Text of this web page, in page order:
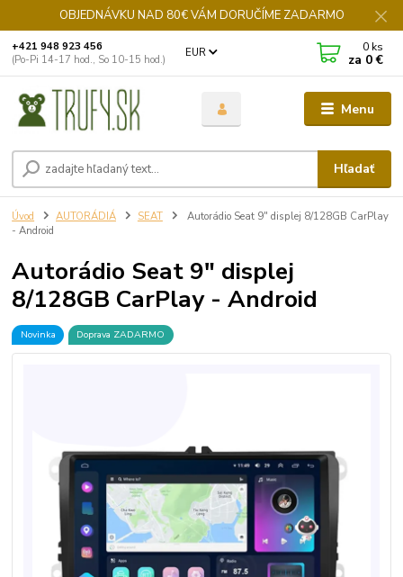
OBJEDNÁVKU NAD 80€ VÁM DORUČÍME ZADARMO
Menu
EUR
Hľadať
+421 948 923 456
(Po-Pi 14-17 hod., So 10-15 hod.)
0 ks
za 0 €
Úvod AUTORÁDIÁ SEAT
Autorádio Seat 9" displej 8/128GB CarPlay
- Android
Autorádio Seat 9" displej
8/128GB CarPlay - Android
Novinka Doprava ZADARMO